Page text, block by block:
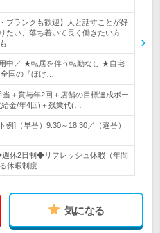
ブランクも歓迎】人と話すことが好
たい、落ち着いて長く働きたい方
中／ ★転居を伴う転勤なし ★自宅
国の『ほけ…
当＋賞与年2回＋店舗の目標達成ボー
金/年4回)＋残業代(…
例]（早番）9:30～18:30／（遅番）
休2日制◆リフレッシュ休暇（年間
休暇制度…
気になる